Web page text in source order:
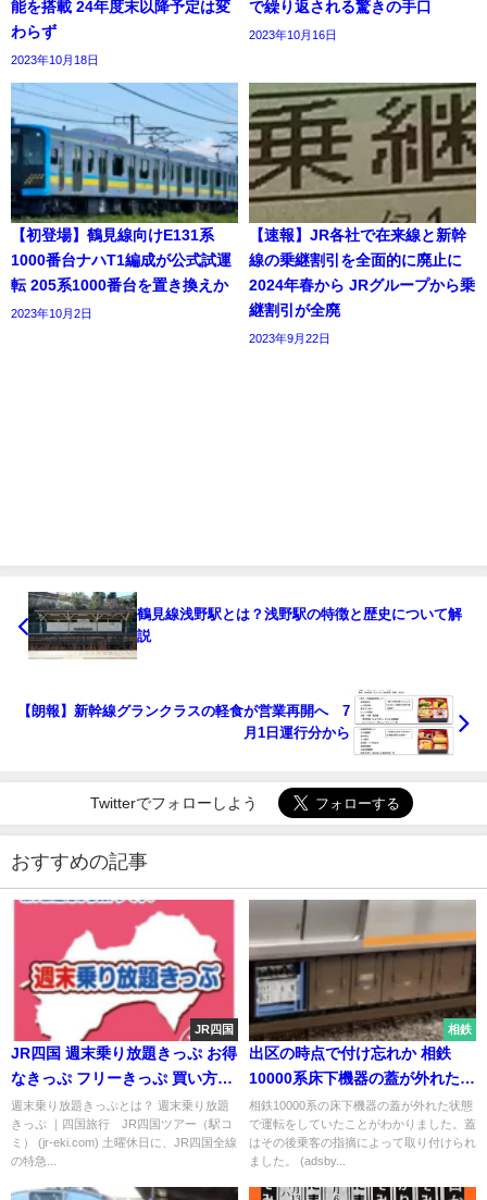
能を搭載 24年度末以降予定は変
わらず
2023年10月18日
で繰り返される驚きの手口
2023年10月16日
【初登場】鶴見線向けE131系
1000番台ナハT1編成が公式試運
転 205系1000番台を置き換えか
2023年10月2日
【速報】JR各社で在来線と新幹
線の乗継割引を全面的に廃止に
2024年春から JRグループから乗
継割引が全廃
2023年9月22日
鶴見線浅野駅とは？浅野駅の特徴と歴史について解
説
【朗報】新幹線グランクラスの軽食が営業再開へ 7
月1日運行分から
Twitterでフォローしよう
おすすめの記事
JR四国
JR四国 週末乗り放題きっぷ お得
なきっぷ フリーきっぷ 買い方・
使い方・おすすめスポットを紹
介！
週末乗り放題きっぷとは？ 週末乗り放題
きっぷ ｜四国旅行 JR四国ツアー（駅コ
ミ） (jr-eki.com) 土曜休日に、JR四国全線
の特急...
相鉄
出区の時点で付け忘れか 相鉄
10000系床下機器の蓋が外れたま
ま運転か 乗客の指摘で発覚
相鉄10000系の床下機器の蓋が外れた状態
で運転をしていたことがわかりました。蓋
はその後乗客の指摘によって取り付けられ
ました。 (adsby...